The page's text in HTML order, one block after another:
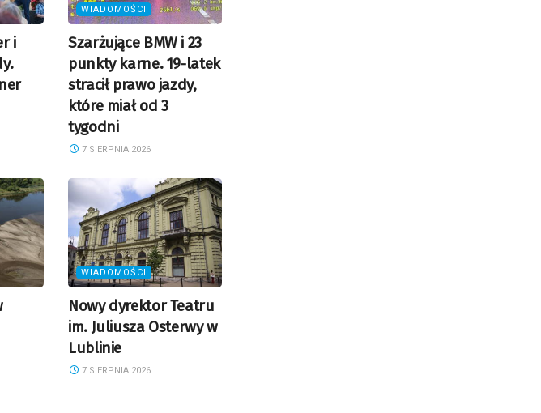
i
WIADOMOŚCI
Szarżujące BMW i 23
punkty karne. 19-latek
stracił prawo jazdy,
które miał od 3
tygodni
7 SIERPNIA 2026
WIADOMOŚCI
Nowy dyrektor Teatru
im. Juliusza Osterwy w
Lublinie
7 SIERPNIA 2026